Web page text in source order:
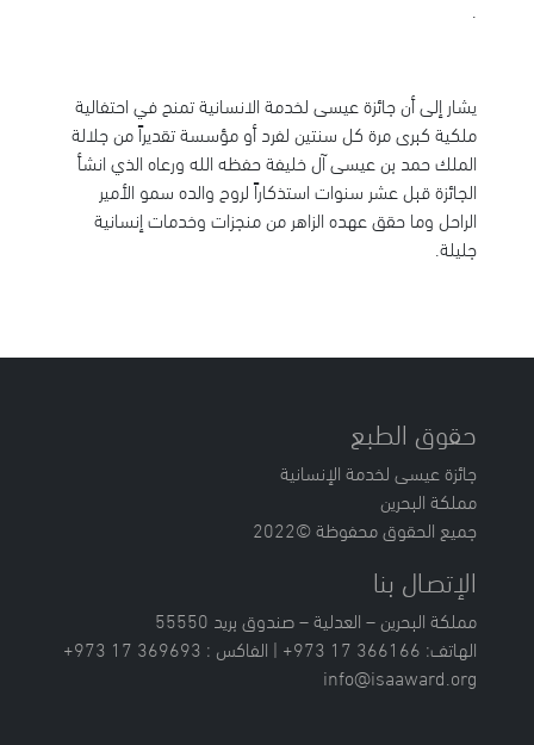
يشار إلى أن جائزة عيسى لخدمة الانسانية تمنح في احتفالية
ملكية كبرى مرة كل سنتين لفرد أو مؤسسة تقديراً من جلالة
الملك حمد بن عيسى آل خليفة حفظه الله ورعاه الذي انشأ
الجائزة قبل عشر سنوات استذكاراً لروح والده سمو الأمير
الراحل وما حقق عهده الزاهر من منجزات وخدمات إنسانية
جليلة.
حقوق الطبع
جائزة عيسى لخدمة الإنسانية
مملكة البحرين
جميع الحقوق محفوظة ©2022
الإتصـال بنا
مملكة البحرين – العدلية – صندوق بريد 55550
الهاتف: 366166 17 973+ | الفاكس : 369693 17 973+
info@isaaward.org